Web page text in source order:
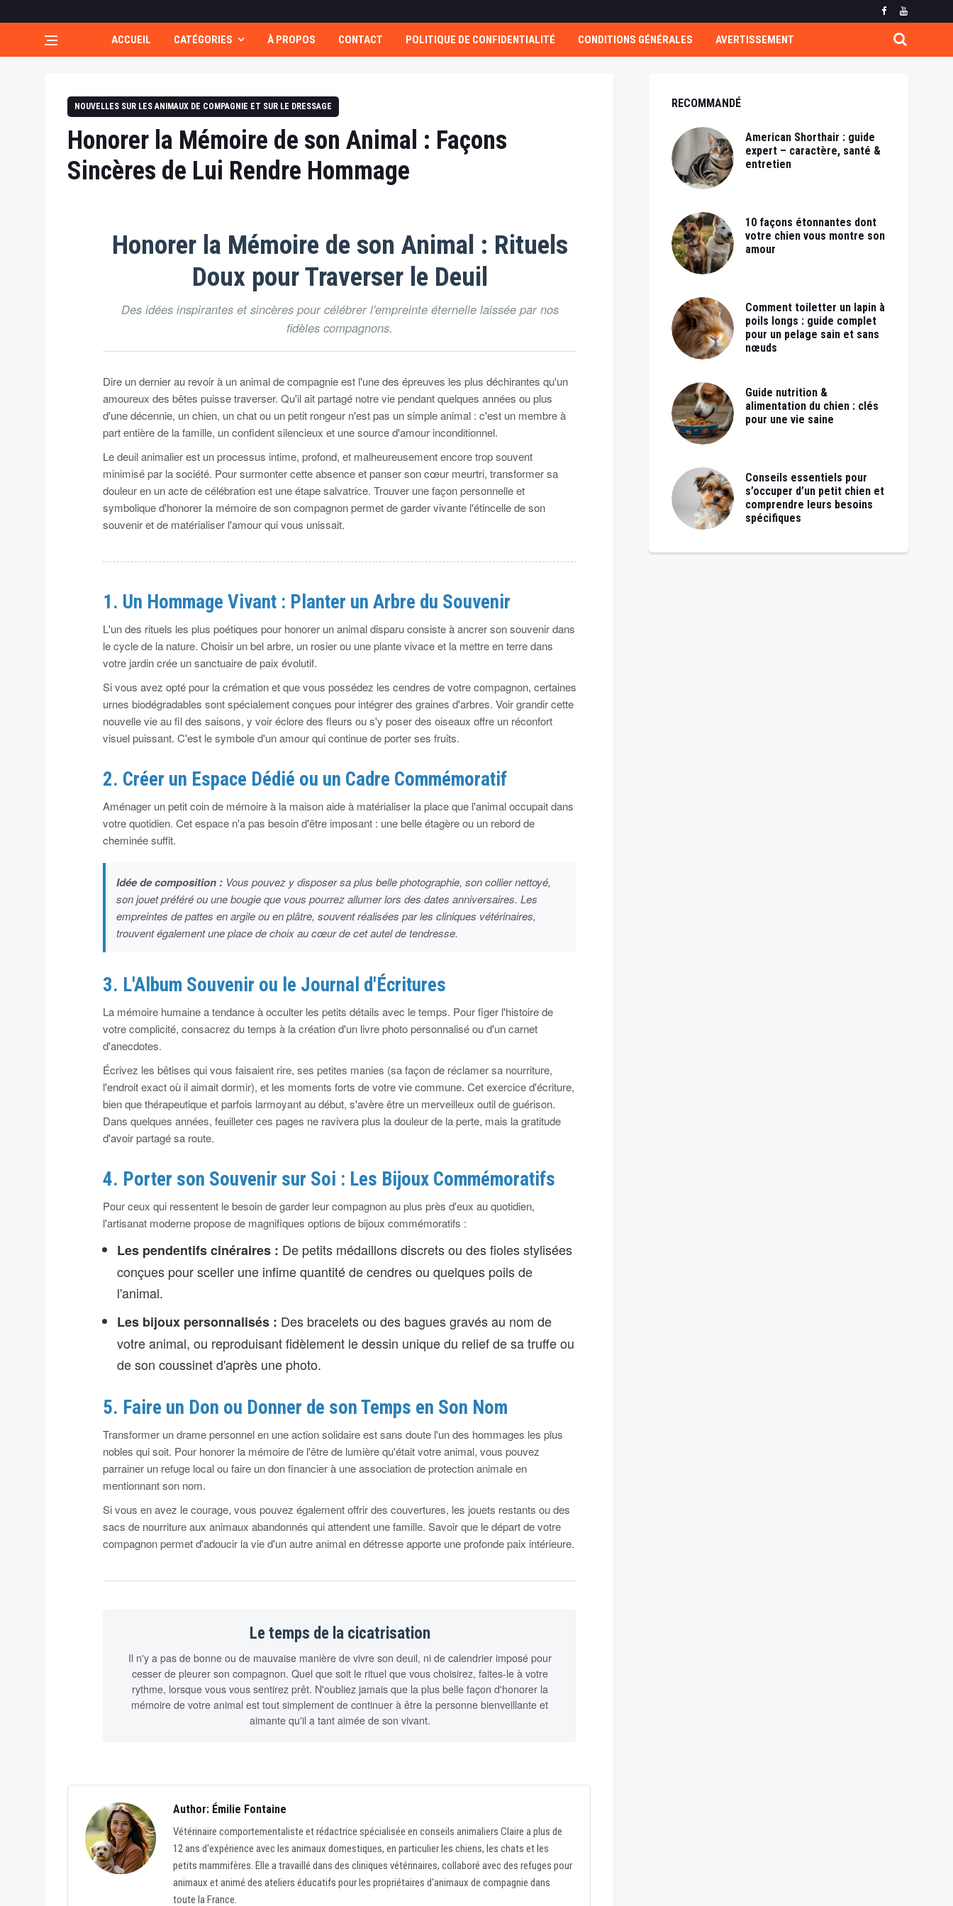
ACCUEIL CATÉGORIES À PROPOS CONTACT POLITIQUE DE CONFIDENTIALITÉ CONDITIONS GÉNÉRALES AVERTISSEMENT
NOUVELLES SUR LES ANIMAUX DE COMPAGNIE ET SUR LE DRESSAGE
Honorer la Mémoire de son Animal : Façons
Sincères de Lui Rendre Hommage
Honorer la Mémoire de son Animal : Rituels
Doux pour Traverser le Deuil
Des idées inspirantes et sincères pour célébrer l'empreinte éternelle laissée par nos
fidèles compagnons.
Dire un dernier au revoir à un animal de compagnie est l'une des épreuves les plus déchirantes qu'un
amoureux des bêtes puisse traverser. Qu'il ait partagé notre vie pendant quelques années ou plus
d'une décennie, un chien, un chat ou un petit rongeur n'est pas un simple animal : c'est un membre à
part entière de la famille, un confident silencieux et une source d'amour inconditionnel.
Le deuil animalier est un processus intime, profond, et malheureusement encore trop souvent
minimisé par la société. Pour surmonter cette absence et panser son cœur meurtri, transformer sa
douleur en un acte de célébration est une étape salvatrice. Trouver une façon personnelle et
symbolique d'honorer la mémoire de son compagnon permet de garder vivante l'étincelle de son
souvenir et de matérialiser l'amour qui vous unissait.
1. Un Hommage Vivant : Planter un Arbre du Souvenir
L'un des rituels les plus poétiques pour honorer un animal disparu consiste à ancrer son souvenir dans
le cycle de la nature. Choisir un bel arbre, un rosier ou une plante vivace et la mettre en terre dans
votre jardin crée un sanctuaire de paix évolutif.
Si vous avez opté pour la crémation et que vous possédez les cendres de votre compagnon, certaines
urnes biodégradables sont spécialement conçues pour intégrer des graines d'arbres. Voir grandir cette
nouvelle vie au fil des saisons, y voir éclore des fleurs ou s'y poser des oiseaux offre un réconfort
visuel puissant. C'est le symbole d'un amour qui continue de porter ses fruits.
2. Créer un Espace Dédié ou un Cadre Commémoratif
Aménager un petit coin de mémoire à la maison aide à matérialiser la place que l'animal occupait dans
votre quotidien. Cet espace n'a pas besoin d'être imposant : une belle étagère ou un rebord de
cheminée suffit.
Idée de composition : Vous pouvez y disposer sa plus belle photographie, son collier nettoyé,
son jouet préféré ou une bougie que vous pourrez allumer lors des dates anniversaires. Les
empreintes de pattes en argile ou en plâtre, souvent réalisées par les cliniques vétérinaires,
trouvent également une place de choix au cœur de cet autel de tendresse.
3. L'Album Souvenir ou le Journal d'Écritures
La mémoire humaine a tendance à occulter les petits détails avec le temps. Pour figer l'histoire de
votre complicité, consacrez du temps à la création d'un livre photo personnalisé ou d'un carnet
d'anecdotes.
Écrivez les bêtises qui vous faisaient rire, ses petites manies (sa façon de réclamer sa nourriture,
l'endroit exact où il aimait dormir), et les moments forts de votre vie commune. Cet exercice d'écriture,
bien que thérapeutique et parfois larmoyant au début, s'avère être un merveilleux outil de guérison.
Dans quelques années, feuilleter ces pages ne ravivera plus la douleur de la perte, mais la gratitude
d'avoir partagé sa route.
4. Porter son Souvenir sur Soi : Les Bijoux Commémoratifs
Pour ceux qui ressentent le besoin de garder leur compagnon au plus près d'eux au quotidien,
l'artisanat moderne propose de magnifiques options de bijoux commémoratifs :
Les pendentifs cinéraires : De petits médaillons discrets ou des fioles stylisées
conçues pour sceller une infime quantité de cendres ou quelques poils de
l'animal.
Les bijoux personnalisés : Des bracelets ou des bagues gravés au nom de
votre animal, ou reproduisant fidèlement le dessin unique du relief de sa truffe ou
de son coussinet d'après une photo.
5. Faire un Don ou Donner de son Temps en Son Nom
Transformer un drame personnel en une action solidaire est sans doute l'un des hommages les plus
nobles qui soit. Pour honorer la mémoire de l'être de lumière qu'était votre animal, vous pouvez
parrainer un refuge local ou faire un don financier à une association de protection animale en
mentionnant son nom.
Si vous en avez le courage, vous pouvez également offrir des couvertures, les jouets restants ou des
sacs de nourriture aux animaux abandonnés qui attendent une famille. Savoir que le départ de votre
compagnon permet d'adoucir la vie d'un autre animal en détresse apporte une profonde paix intérieure.
Le temps de la cicatrisation
Il n'y a pas de bonne ou de mauvaise manière de vivre son deuil, ni de calendrier imposé pour
cesser de pleurer son compagnon. Quel que soit le rituel que vous choisirez, faites-le à votre
rythme, lorsque vous vous sentirez prêt. N'oubliez jamais que la plus belle façon d'honorer la
mémoire de votre animal est tout simplement de continuer à être la personne bienveillante et
aimante qu'il a tant aimée de son vivant.
Author: Émilie Fontaine
Vétérinaire comportementaliste et rédactrice spécialisée en conseils animaliers Claire a plus de
12 ans d'expérience avec les animaux domestiques, en particulier les chiens, les chats et les
petits mammifères. Elle a travaillé dans des cliniques vétérinaires, collaboré avec des refuges pour
animaux et animé des ateliers éducatifs pour les propriétaires d'animaux de compagnie dans
toute la France.
RECOMMANDÉ
American Shorthair : guide
expert – caractère, santé &
entretien
10 façons étonnantes dont
votre chien vous montre son
amour
Comment toiletter un lapin à
poils longs : guide complet
pour un pelage sain et sans
nœuds
Guide nutrition &
alimentation du chien : clés
pour une vie saine
Conseils essentiels pour
s’occuper d’un petit chien et
comprendre leurs besoins
spécifiques